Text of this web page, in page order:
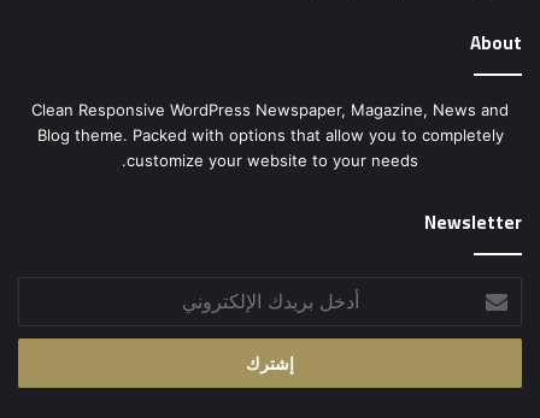
About
Clean Responsive WordPress Newspaper, Magazine, News and
Blog theme. Packed with options that allow you to completely
customize your website to your needs.
Newsletter
أدخل
بريدك
الإلكتروني